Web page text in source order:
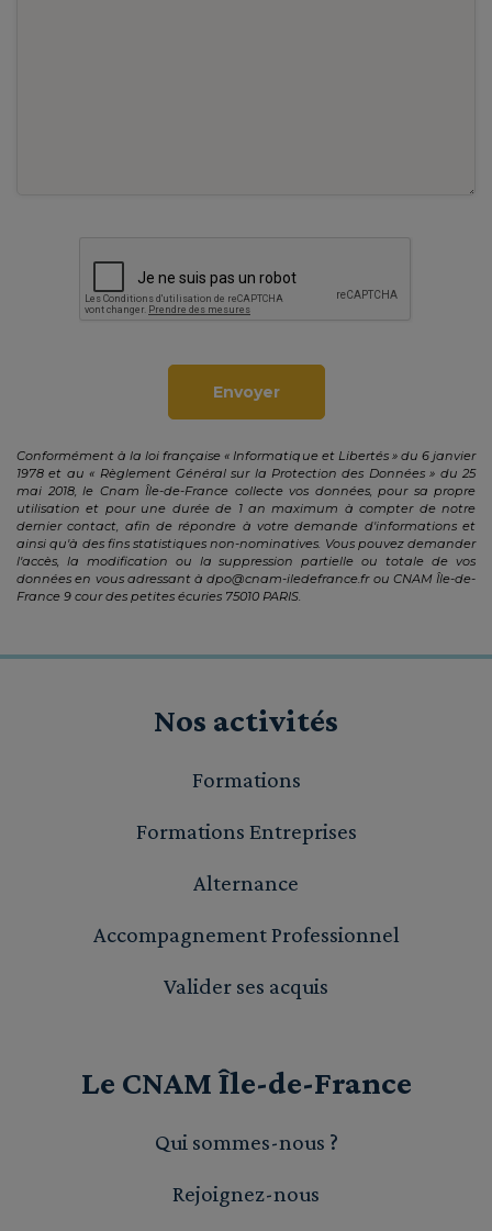
Envoyer
Conformément à la loi française « Informatique et Libertés » du 6 janvier
1978 et au « Règlement Général sur la Protection des Données » du 25
mai 2018, le Cnam Île-de-France collecte vos données, pour sa propre
utilisation et pour une durée de 1 an maximum à compter de notre
dernier contact, afin de répondre à votre demande d'informations et
ainsi qu'à des fins statistiques non-nominatives. Vous pouvez demander
l'accès, la modification ou la suppression partielle ou totale de vos
données en vous adressant àdpo@cnam-iledefrance.frou CNAM Île-de-
France 9 cour des petites écuries 75010 PARIS.
Nos activités
Formations
Formations Entreprises
Alternance
Accompagnement Professionnel
Valider ses acquis
Le CNAM Île-de-France
Qui sommes-nous ?
Rejoignez-nous